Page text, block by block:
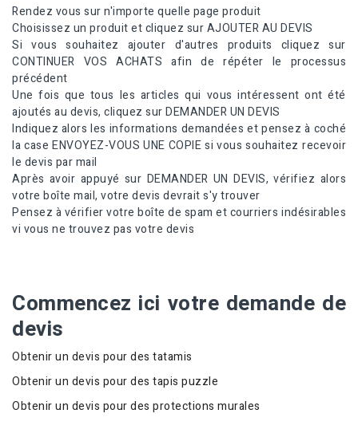
Rendez vous sur n'importe quelle page produit
Choisissez un produit et cliquez sur AJOUTER AU DEVIS
Si vous souhaitez ajouter d'autres produits cliquez sur
CONTINUER VOS ACHATS afin de répéter le processus
précédent
Une fois que tous les articles qui vous intéressent ont été
ajoutés au devis, cliquez sur DEMANDER UN DEVIS
Indiquez alors les informations demandées et pensez à coché
la case ENVOYEZ-VOUS UNE COPIE si vous souhaitez recevoir
le devis par mail
Après avoir appuyé sur DEMANDER UN DEVIS, vérifiez alors
votre boîte mail, votre devis devrait s'y trouver
Pensez à vérifier votre boîte de spam et courriers indésirables
vi vous ne trouvez pas votre devis
Commencez ici votre demande de
devis
Obtenir un devis pour des tatamis
Obtenir un devis pour des tapis puzzle
Obtenir un devis pour des protections murales